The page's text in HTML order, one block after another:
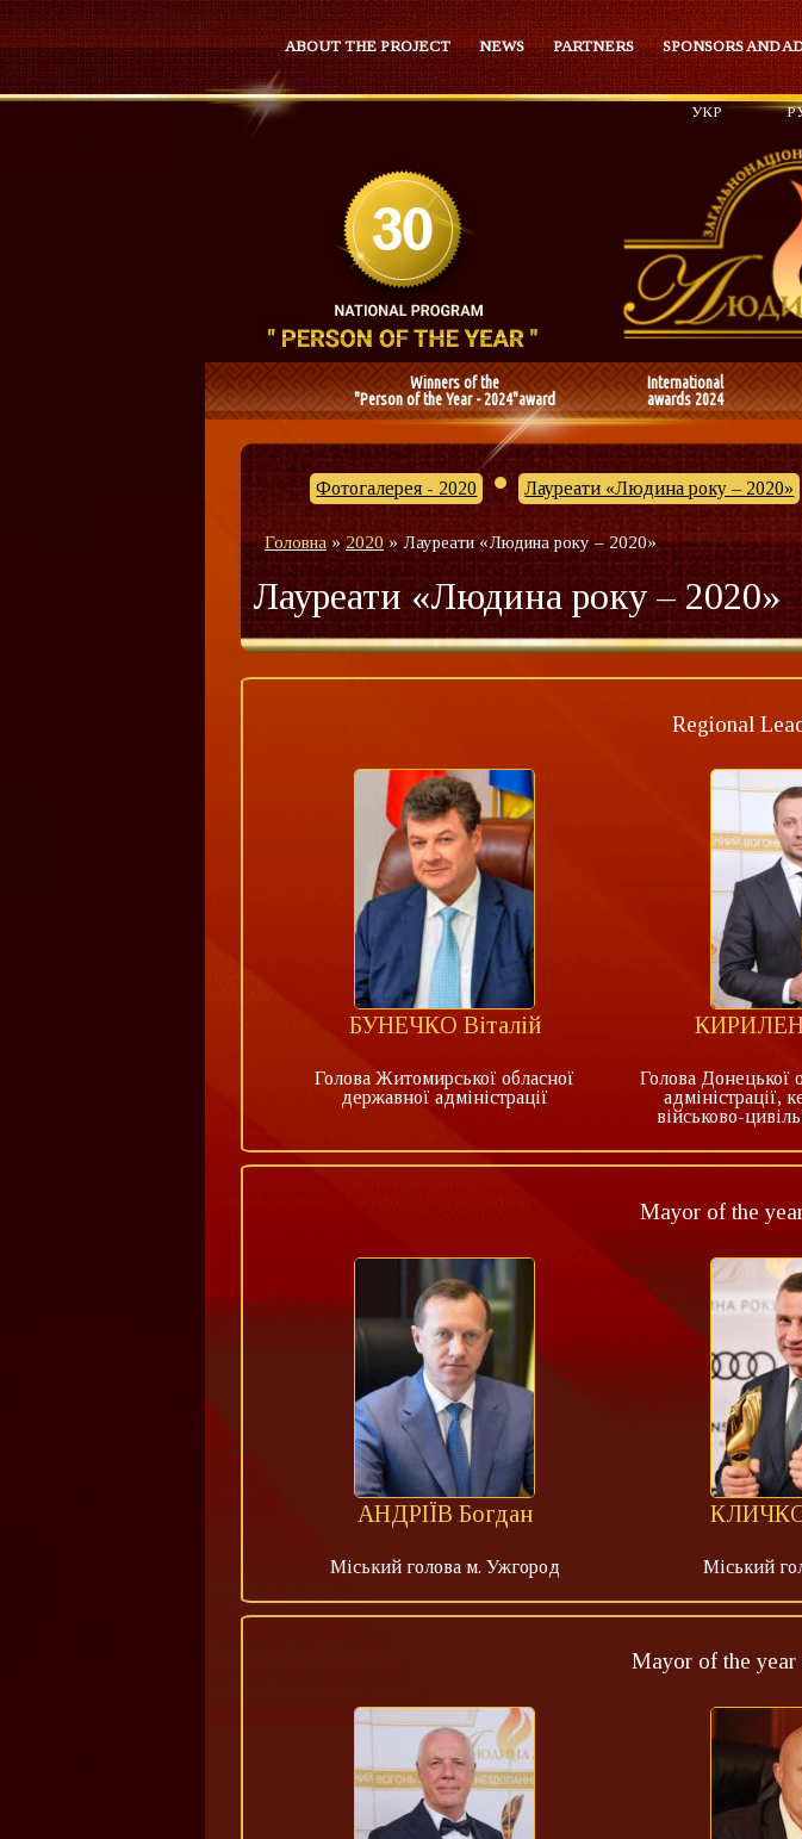
ABOUT THE PROJECT NEWS PARTNERS SPONSORS AND
УКР
Winners of the
"Person of the Year - 2024"award
International
awards 2024
Фотогалерея - 2020 Лауреати «Людина року – 2020»
Головна»2020»Лауреати «Людина року – 2020»
Лауреати «Людина року – 2020»
Regional
БУНЕЧКО Віталій
Голова Житомирської обласної
державної адміністрації
Голова Донецької
адміністрації,
військово-
Mayor of the
АНДРІЇВ Богдан
Міський голова м. Ужгород
КЛИЧКО
Міський
Mayor of the